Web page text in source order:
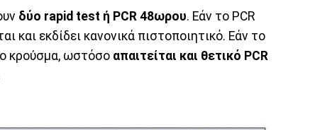
δύο rapid test ή PCR 48ωρου. Εάν το PCR
και εκδίδει κανονικά πιστοποιητικό. Εάν το
κρούσμα, ωστόσο απαιτείται και θετικό PCR